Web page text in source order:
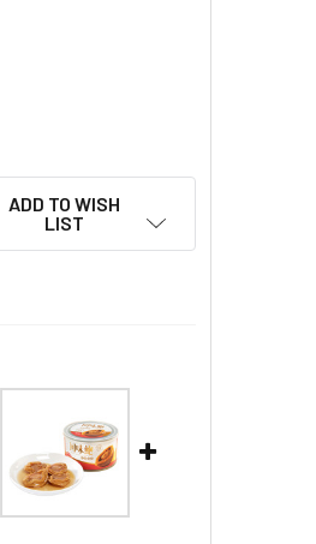
ABALONE SNACK RATTAN
FOOD ABALONE SNACK
ADD TO WISH
LIST